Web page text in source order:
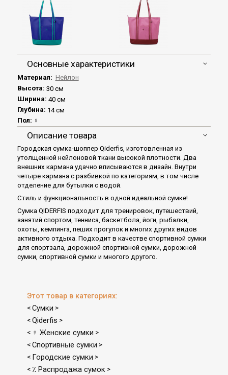
Основные характеристики
Материал: Нейлон
Высота: 30 см
Ширина: 40 см
Глубина: 14 см
Пол: ♀
Описание товара
Городская сумка-шоппер Qiderfis, изготовленная из
утолщенной нейлоновой ткани высокой плотности. Два
внешних кармана удачно вписываются в дизайн. Внутри
четыре кармана с разбивкой по категориям, в том числе
отделение для бутылки с водой.
Стиль и функциональность в одной идеальной сумке!
Сумка QIDERFIS подходит для тренировок, путешествий,
занятий спортом, тенниса, баскетбола, йоги, рыбалки,
охоты, кемпинга, пеших прогулок и многих других видов
активного отдыха. Подходит в качестве спортивной сумки
для спортзала, дорожной спортивной сумки, дорожной
сумки, спортивной сумки и многого другого.
Этот товар в категориях:
< Сумки >
< Qiderfis >
< ♀ Женские сумки >
< Спортивные сумки >
< Городские сумки >
< ٪ Распродажа сумок >